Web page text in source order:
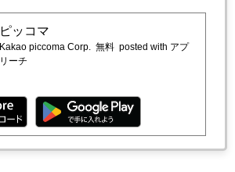
ピッコマ
Kakao piccoma Corp. 無料 posted with アプ
リーチ